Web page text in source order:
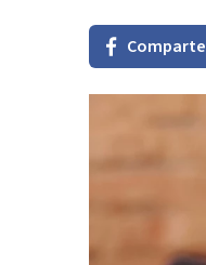
Comparte